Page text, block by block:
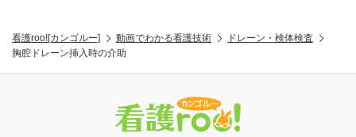
看護roo![カンゴルー] 動画でわかる看護技術
ドレーン・検体検査
胸腔ドレーン挿入時の介助